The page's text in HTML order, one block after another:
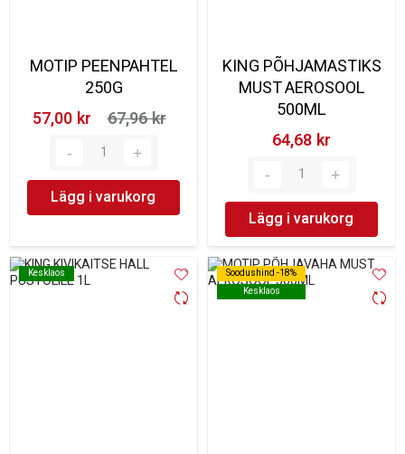
MOTIP PEENPAHTEL
250G
57,00 kr‎
67,96 kr‎
Lägg i varukorg
KING PÕHJAMASTIKS
MUST AEROSOOL
500ML
64,68 kr‎
Lägg i varukorg
Kesklaos
Kesklaos
Soodushind -18%
Kesklaos
Soodushind -18%
Kesklaos